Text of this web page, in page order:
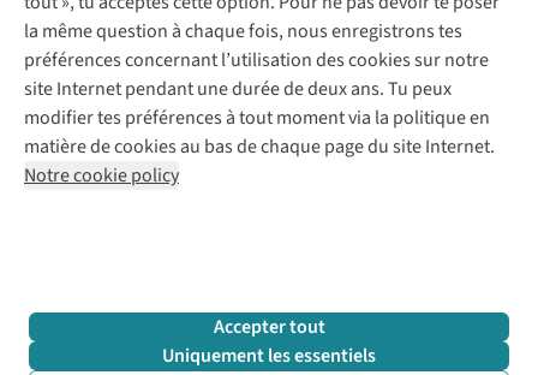
la même question à chaque fois, nous enregistrons tes
préférences concernant l’utilisation des cookies sur notre
site Internet pendant une durée de deux ans. Tu peux
modifier tes préférences à tout moment via la politique en
matière de cookies au bas de chaque page du site Internet.
Notre cookie policy
Accepter tout
Uniquement les essentiels
Retourner
Rétractation d'une commande
Garantie
Contact
Événements / ateliers
Juttu Friends
Inspiration
Travailler chez Juttu
Nos magasins
Le monde de Juttu
Entrepreneuriat responsable
Déclaration d’accessibilité
Abonne-toi à la newsletter
Suivez-nous
+32 (0)3 828 30 15 team@juttu.be
BTW BE 0416.762.280